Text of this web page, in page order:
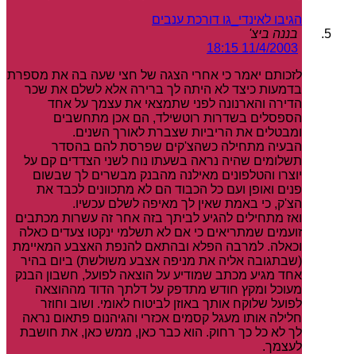
הגיבו לאינדי_גו דורכת ענבים
בננה ביצ'
11/4/2003 18:15
לזכותם יאמר כי אחרי הצגה של חצי שעה בה את מספרת
בדמעות כיצד לא היתה לך ברירה אלא לשלם את שכר
הדירה והארנונה לפני שתמצאי את עצמך על אחד
הספסלים בשדרות רוטשילד, הם אכן מתחשבים
ומבטלים את הריביות שצברת לאורך השנים.
הבעיה מתחילה כשהצ'קים שפרסת להם בהסדר
תשלומים שהיה נראה בשעתו נוח לשני הצדדים קם על
יוצרו והטלפונים מאילנה מהבנק מבשרים לך שבשום
פנים ואופן ועם כל הכבוד הם לא מתכוונים לכבד את
הצ'ק, כי באמת שאין לך מאיפה לשלם עכשיו.
ואז מתחילים להגיע לביתך בזה אחר זה עשרות מכתבים
זועמים שמתריאים כי אם לא תשלמי ינקטו צעדים כאלה
וכאלה. למרבה הפלא ובהתאם להנפת האצבע המאיימת
(שבתגובה אליה את מניפה אצבע משולשת) ביום בהיר
אחד מגיע מכתב שמודיע על הוצאה לפועל, חשבון הבנק
מעוכל ומקץ חודש מתדפק על דלתך הדוד מההוצאה
לפועל שלוקח אותך באוזן לביטוח לאומי. ושוב וחוזר
חלילה אותו מעגל קסמים אכזרי והגיהנום פתאום נראה
לך לא כל כך רחוק. הוא כבר כאן, ממש כאן, את חושבת
לעצמך.